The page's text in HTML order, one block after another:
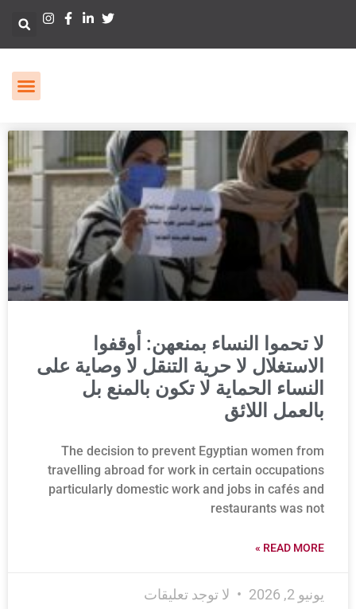
لا تحموا النساء بمنعهن: أوقفوا
الاستغلال لا حرية التنقل لا وصاية على
النساء الحماية لا تكون بالمنع بل
بالعمل اللائق
The decision to prevent Egyptian women from
travelling abroad for work in certain occupations
particularly domestic work and jobs in cafés and
restaurants was not
READ MORE »
يونيو 2, 2026 لا توجد تعليقات